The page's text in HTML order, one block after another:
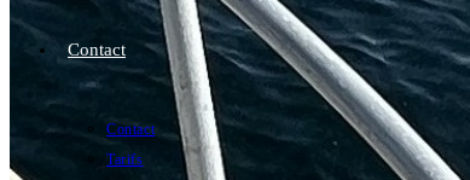
Contact
Contact
Tarifs